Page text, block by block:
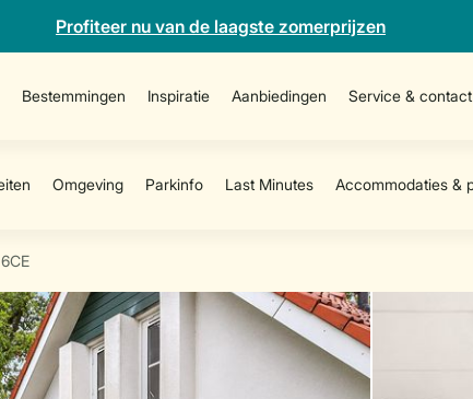
Profiteer nu van de laagste zomerprijzen
Bestemmingen Inspiratie Aanbiedingen Service & contact
6CE